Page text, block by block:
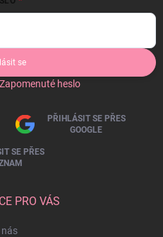
se
heslo
PŘIHLÁSIT SE PŘES
GOOGLE
SE PŘES
PRO VÁS
nás